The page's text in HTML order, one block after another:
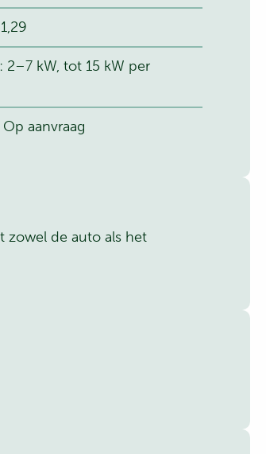
kW, tot 15 kW per
aanvraag
zowel de auto als het